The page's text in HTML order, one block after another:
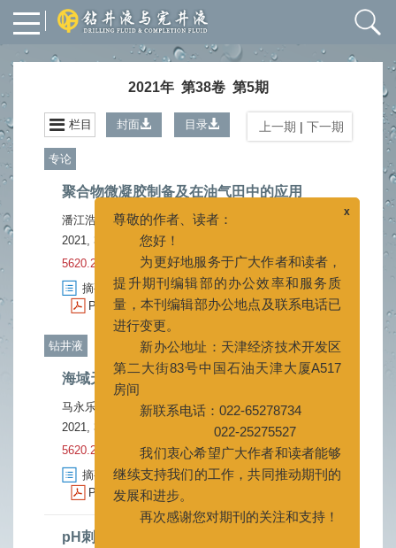
2021年 第38卷 第5期
栏目 封面 目录 上一期 | 下一期
专论
聚合物微凝胶制备及在油气田中的应用
潘江浩 贾文峰, 盛家平
2021, 38(5): 531-543.
5620.2021.05.001
摘要
2927 ) HTML( 1306)
PDF (2688KB)(95) [施引文献](10)
钻井液
海域天然气水合物低温抑制性钻井液体系
马永乐 刘晓栋,侯岳,杨金龙,宋本岭,刘涛
2021, 38(5): 544-551.
10.12358/j.issn.1001-
5620.2021.05.002
摘要
1679) HTML(562)
PDF (2906KB)(72)
pH刺激响应型抗高温可逆转乳化剂研制与
x
您好！
为更好地服务于广大作者和读者，
提升期刊编辑部的办公效率和服务质
量，本刊编辑部办公地点及联系电话已
进行变更。
新办公地址：天津经济技术开发区
第二大街83号中国石油天津大厦A517
房间
022-25275527
我们衷心希望广大作者和读者能够
继续支持我们的工作，共同推动期刊的
发展和进步。
再次感谢您对期刊的关注和支持！